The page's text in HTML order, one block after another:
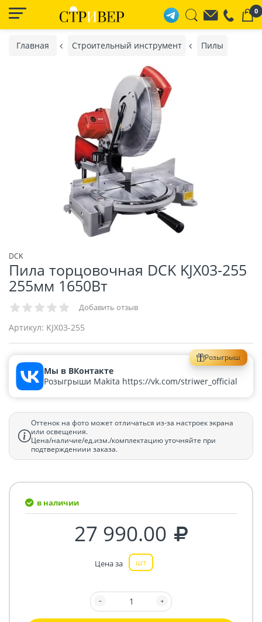
0
Главная Строительный инструмент Пилы
DCK
Пила торцовочная DCK KJX03-255
255мм 1650Вт
Добавить отзыв
Артикул: KJX03-255
Розыгрыш
Мы в ВКонтакте
Розыгрыши Makita https://vk.com/striwer_official
Оттенок на фото может отличаться из-за настроек экрана
или освещения.
Цена/наличие/ед.изм./комплектацию уточняйте при
подтверждениии заказа.
в наличии
27 990.00
Цена за шт